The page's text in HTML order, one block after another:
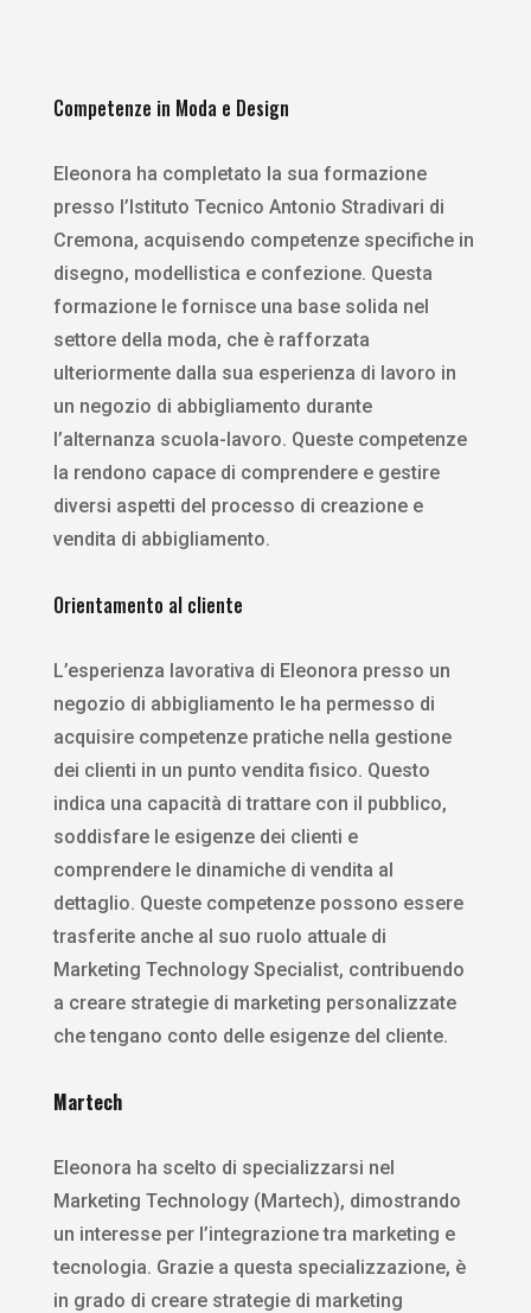
Competenze in Moda e Design
Eleonora ha completato la sua formazione
presso l’Istituto Tecnico Antonio Stradivari di
Cremona, acquisendo competenze specifiche in
disegno, modellistica e confezione. Questa
formazione le fornisce una base solida nel
settore della moda, che è rafforzata
ulteriormente dalla sua esperienza di lavoro in
un negozio di abbigliamento durante
l’alternanza scuola-lavoro. Queste competenze
la rendono capace di comprendere e gestire
diversi aspetti del processo di creazione e
vendita di abbigliamento.
Orientamento al cliente
L’esperienza lavorativa di Eleonora presso un
negozio di abbigliamento le ha permesso di
acquisire competenze pratiche nella gestione
dei clienti in un punto vendita fisico. Questo
indica una capacità di trattare con il pubblico,
soddisfare le esigenze dei clienti e
comprendere le dinamiche di vendita al
dettaglio. Queste competenze possono essere
trasferite anche al suo ruolo attuale di
Marketing Technology Specialist, contribuendo
a creare strategie di marketing personalizzate
che tengano conto delle esigenze del cliente.
Martech
Eleonora ha scelto di specializzarsi nel
Marketing Technology (Martech), dimostrando
un interesse per l’integrazione tra marketing e
tecnologia. Grazie a questa specializzazione, è
in grado di creare strategie di marketing